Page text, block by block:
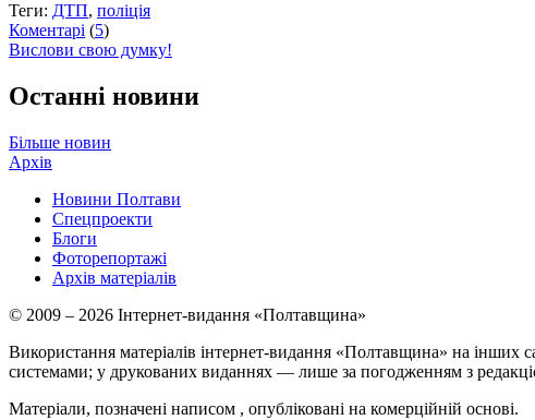
Теги: ДТП, поліція
Коментарі (5)
Вислови свою думку!
Останні новини
Більше новин
Архів
Новини Полтави
Спецпроекти
Блоги
Фоторепортажі
Архів матеріалів
© 2009 – 2026 Інтернет-видання «Полтавщина»
Використання матеріалів інтернет-видання «Полтавщина» на інших
системами; у друкованих виданнях — лише за погодженням з
Матеріали, позначені написом , опубліковані на комерційній основі.